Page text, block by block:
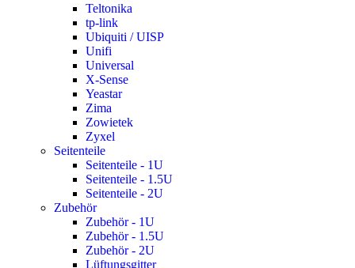
Teltonika
tp-link
Ubiquiti / UISP
Unifi
Universal
X-Sense
Yeastar
Zima
Zowietek
Zyxel
Seitenteile
Seitenteile - 1U
Seitenteile - 1.5U
Seitenteile - 2U
Zubehör
Zubehör - 1U
Zubehör - 1.5U
Zubehör - 2U
Lüftungsgitter